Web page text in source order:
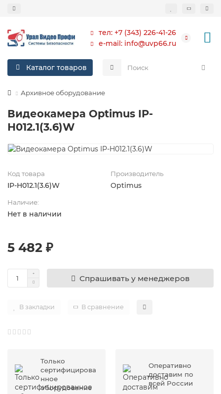
тел: +7 (343) 226-41-26
e-mail: info@uvp66.ru
Каталог товаров
Архивное оборудование
Видеокамера Optimus IP-
H012.1(3.6)W
Код товара
IP-H012.1(3.6)W
Производитель
Optimus
Наличие:
Нет в наличии
5 482 ₽
Спрашивать у менеджеров
В закладки В сравнение
Только
сертифицирова
нное
оборудование
Оперативно
доставим по
всей России